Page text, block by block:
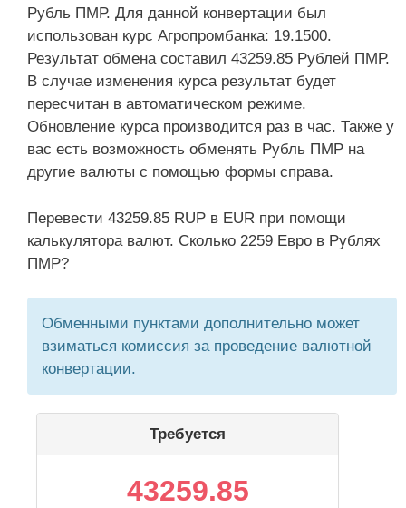
Рубль ПМР. Для данной конвертации был
использован курс Агропромбанка: 19.1500.
Результат обмена составил 43259.85 Рублей ПМР.
В случае изменения курса результат будет
пересчитан в автоматическом режиме.
Обновление курса производится раз в час. Также у
вас есть возможность обменять Рубль ПМР на
другие валюты с помощью формы справа.
Перевести 43259.85 RUP в EUR при помощи
калькулятора валют. Сколько 2259 Евро в Рублях
ПМР?
Обменными пунктами дополнительно может
взиматься комиссия за проведение валютной
конвертации.
Требуется
43259.85